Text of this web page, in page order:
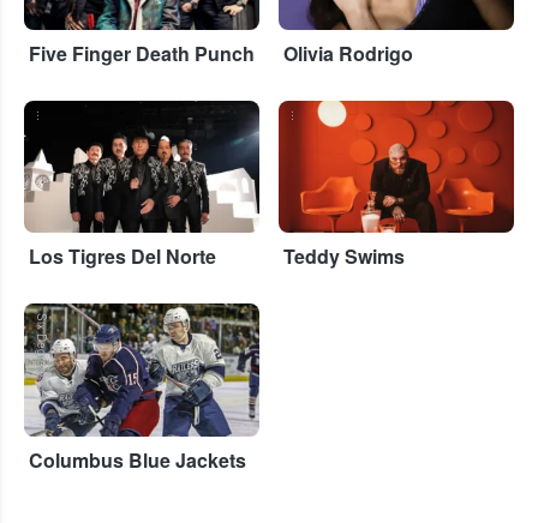
Five Finger Death Punch Olivia Rodrigo
...
Los Tigres Del Norte
...
Teddy Swims
Six Degrees
Columbus Blue Jackets